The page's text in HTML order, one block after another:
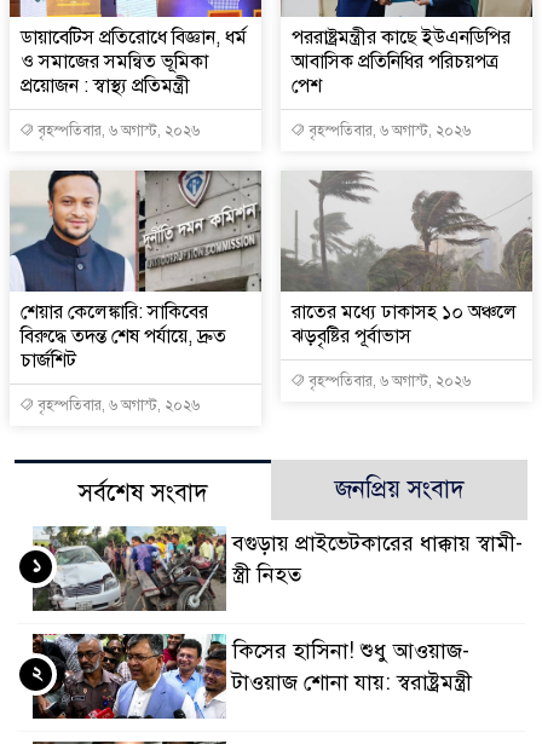
ডায়াবেটিস প্রতিরোধে বিজ্ঞান, ধর্ম
ও সমাজের সমন্বিত ভূমিকা
প্রয়োজন : স্বাস্থ্য প্রতিমন্ত্রী
বৃহস্পতিবার, ৬ অগাস্ট, ২০২৬
পররাষ্ট্রমন্ত্রীর কা‌ছে ইউএনডিপির
আবাসিক প্রতিনিধির পরিচয়পত্র
পেশ
বৃহস্পতিবার, ৬ অগাস্ট, ২০২৬
শেয়ার কেলেঙ্কারি: সাকিবের
বিরুদ্ধে তদন্ত শেষ পর্যায়ে, দ্রুত
চার্জশিট
বৃহস্পতিবার, ৬ অগাস্ট, ২০২৬
রাতের মধ্যে ঢাকাসহ ১০ অঞ্চলে
ঝড়বৃষ্টির পূর্বাভাস
বৃহস্পতিবার, ৬ অগাস্ট, ২০২৬
সর্বশেষ সংবাদ জনপ্রিয় সংবাদ
বগুড়ায় প্রাইভেটকারের ধাক্কায় স্বামী-
স্ত্রী নিহত
১
কিসের হাসিনা! শুধু আওয়াজ-
টাওয়াজ শোনা যায়: স্বরাষ্ট্রমন্ত্রী
২